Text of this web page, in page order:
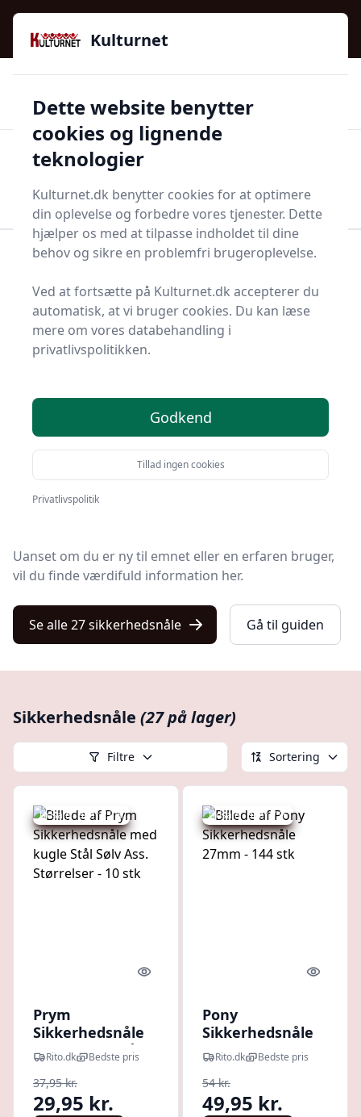
Kulturnet - Alt Det Gode I Livet | Din Kulturguide Siden
2016
97 kategorier 👍Kun godkendte butikker
Start søgning
Bolig og indretning
Alarmer og sikkerhed
Sikkerhedsnåle - 27 på
lager
Velkommen til denne definitive guide om
sikkerhedsnåle, et værktøj der, på trods af sin
beskedne størrelse, har en enorm
anvendelsesmulighed.
I denne guide tager vi dig med på en rejse gennem de
Uanset om du er ny til emnet eller en erfaren bruger,
vil du finde værdifuld information her.
Se alle 27 sikkerhedsnåle Gå til guiden
Sikkerhedsnåle (27 på lager)
Filtre Sortering
Udsalg - spar 21 %
Quick look
Prym
Sikkerhedsnåle
med kugle Stål
Sølv Ass.
Størrelser - 10
stk
Rito.dk Bedste pris
37,95 kr.
29,95 kr.
Udsalg - spar 7 %
Quick
Pony
Sikkerhedsnåle
27mm - 144 stk
Rito.dk Bedste pris
54 kr.
49,95 kr.
Kulturnet
Dette website benytter
cookies og lignende
teknologier
Kulturnet.dk benytter cookies for at optimere
din oplevelse og forbedre vores tjenester. Dette
hjælper os med at tilpasse indholdet til dine
behov og sikre en problemfri brugeroplevelse.
Ved at fortsætte på Kulturnet.dk accepterer du
automatisk, at vi bruger cookies. Du kan læse
mere om vores databehandling i
privatlivspolitikken.
Godkend
Tillad ingen cookies
Privatlivspolitik